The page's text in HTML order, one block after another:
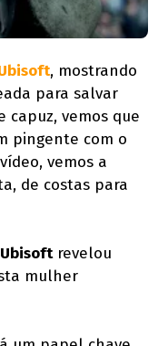
, mostrando
para salvar
capuz, vemos que
pingente com o
vemos a
de costas para
Ubisoftrevelou
mulher